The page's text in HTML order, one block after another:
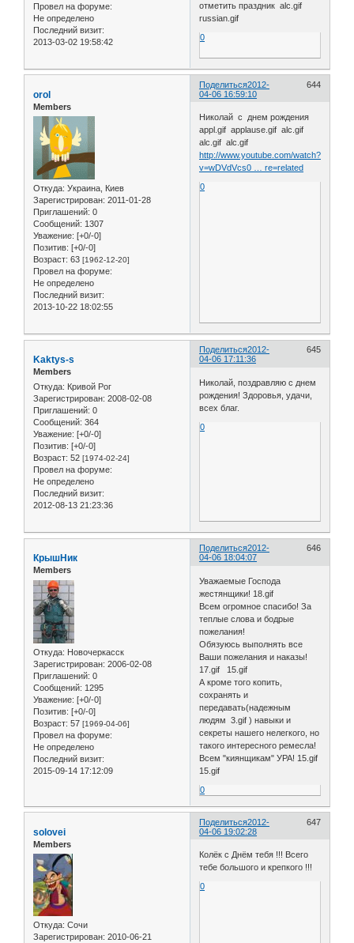
Провел на форуме:
Не определено
Последний визит:
2013-03-02 19:58:42
отметить праздник alc.gif
russian.gif
0
Поделиться 644
2012-
04-06 16:59:10
orol
Members
Откуда: Украина, Киев
Зарегистрирован: 2011-01-28
Приглашений: 0
Сообщений: 1307
Уважение: [+0/-0]
Позитив: [+0/-0]
Возраст: 63 [1962-12-20]
Провел на форуме:
Не определено
Последний визит:
2013-10-22 18:02:55
Николай с днем рождения
appl.gif applause.gif alc.gif
alc.gif alc.gif
http://www.youtube.com/watch?
v=wDVdVcs0 … re=related
0
Поделиться 645
2012-
04-06 17:11:36
Kaktys-s
Members
Откуда: Кривой Рог
Зарегистрирован: 2008-02-08
Приглашений: 0
Сообщений: 364
Уважение: [+0/-0]
Позитив: [+0/-0]
Возраст: 52 [1974-02-24]
Провел на форуме:
Не определено
Последний визит:
2012-08-13 21:23:36
Николай, поздравляю с днем
рождения! Здоровья, удачи,
всех благ.
0
Поделиться 646
2012-
04-06 18:04:07
КрышНик
Members
Откуда: Новочеркасск
Зарегистрирован: 2006-02-08
Приглашений: 0
Сообщений: 1295
Уважение: [+0/-0]
Позитив: [+0/-0]
Возраст: 57 [1969-04-06]
Провел на форуме:
Не определено
Последний визит:
2015-09-14 17:12:09
Уважаемые Господа
жестянщики! 18.gif
Всем огромное спасибо! За
теплые слова и бодрые
пожелания!
Обязуюсь выполнять все
Ваши пожелания и наказы!
17.gif 15.gif
А кроме того копить,
сохранять и
передавать(надежным
людям 3.gif ) навыки и
секреты нашего нелегкого, но
такого интересного ремесла!
Всем "киянщикам" УРА! 15.gif
15.gif
0
Поделиться 647
2012-
04-06 19:02:28
solovei
Members
Откуда: Сочи
Зарегистрирован: 2010-06-21
Колёк с Днём тебя !!! Всего
тебе большого и крепкого !!!
0